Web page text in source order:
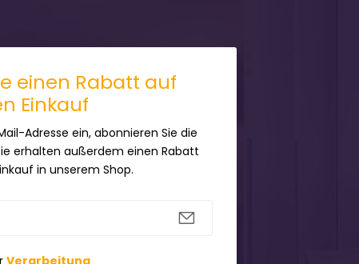
einen Rabatt auf
Einkauf
Adresse ein, abonnieren Sie die
erhalten außerdem einen Rabatt
in unserem Shop.
Verarbeitung